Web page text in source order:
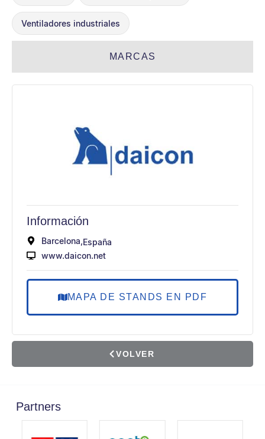
MARCAS
Ventiladores industriales
Información
Barcelona, España
www.daicon.net
MAPA DE STANDS EN PDF
VOLVER
Partners